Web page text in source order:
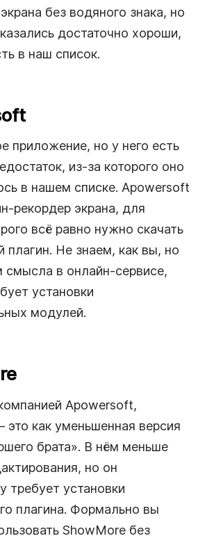
без водяного знака, но
достаточно хороши,
в наш список.
приложение, но у него есть
из‑за которого оно
в нашем списке. Apowersoft
экрана, для
всё равно нужно скачать
плагин. Не знаем, как вы, но
в онлайн‑сервисе,
установки
модулей.
Apowersoft,
как уменьшенная версия
брата». В нём меньше
но он
требует установки
плагина. Формально вы
ShowMore без